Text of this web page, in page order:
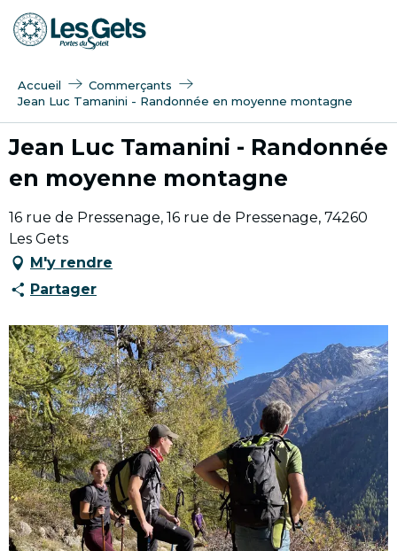
Aller
au
Accueil
Commerçants
Jean Luc Tamanini - Randonnée en moyenne montagne
Jean Luc Tamanini - Randonnée
en moyenne montagne
16 rue de Pressenage, 16 rue de Pressenage, 74260
Les Gets
M'y rendre
Partager